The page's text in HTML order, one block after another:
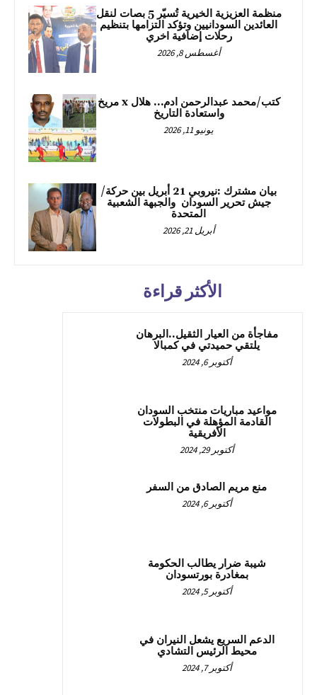
منظمة العزيزية الخيرية تُسيّر 5 بصات لنقل
العائدين السودانيين وتؤكد التزامها بتنظيم
رحلات إضافية اخري
أغسطس 8, 2026
كتب/محمد عبدالرحمن ادم… هلال x مريخ
واستعادة التاريخ
يونيو 11, 2026
بيان مشترك :نيروبي 21 أبريل بين حركة/
جيش تحرير السودان والجبهة الشعبية
المتحدة
أبريل 21, 2026
الأكثر قراءة
مفاجأة من العيار الثقيل..البرهان
يلتقي حميدتي في كمبالا
أكتوبر 6, 2024
مواعيد مباريات منتخب السودان
القادمة المؤهلة في البطولات
الأفريقية
أكتوبر 29, 2024
منع مريم الصادق من السفر
أكتوبر 6, 2024
شيبة ضرار يطالب الحكومة
بمغادرة بورتسودان
أكتوبر 5, 2024
الدعم السريع يشعل النيران في
محيط الرئيس التشادي
أكتوبر 7, 2024